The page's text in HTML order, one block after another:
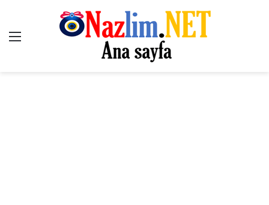
Menü